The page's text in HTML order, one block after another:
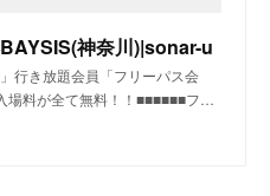
神奈川)|sonar-u
き放題会員「フリーパス会
料が全て無料！！■■■■■■フ…